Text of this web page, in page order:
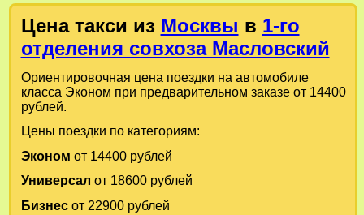
Цена такси из Москвы в 1-го
отделения совхоза Масловский
Ориентировочная цена поездки на автомобиле
класса Эконом при предварительном заказе от 14400
рублей.
Цены поездки по категориям:
Эконом от 14400 рублей
Универсал от 18600 рублей
Бизнесот 22900 рублей